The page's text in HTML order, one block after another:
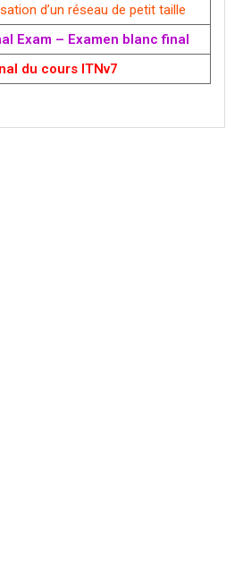
d’un réseau de petit taille
Exam – Examen blanc final
du cours ITNv7